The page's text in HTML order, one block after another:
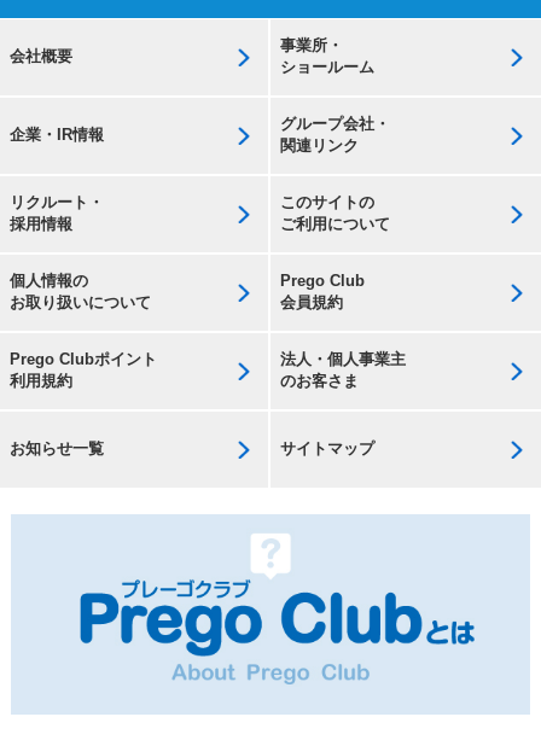
会社概要
事業所・
ショールーム
企業・IR情報
グループ会社・
関連リンク
リクルート・
採用情報
このサイトの
ご利用について
個人情報の
お取り扱いについて
Prego Club
会員規約
Prego Clubポイント
利用規約
法人・個人事業主
のお客さま
お知らせ一覧 サイトマップ